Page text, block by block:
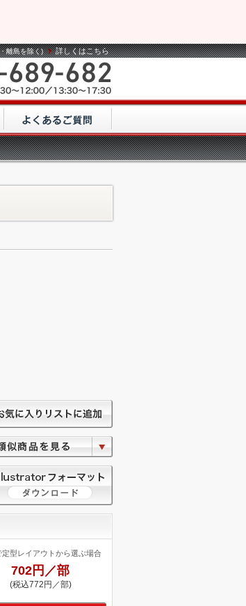
離島を除く) 詳しくはこちら
定型レイアウトから選ぶ場合
702円／部
(税込772円／部)